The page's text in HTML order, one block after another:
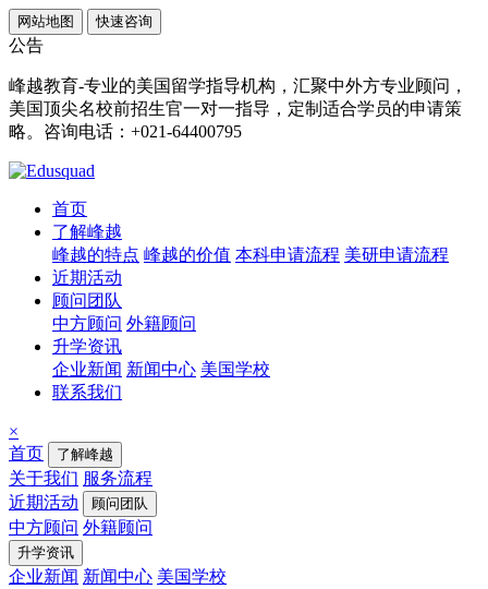
网站地图 快速咨询
公告
峰越教育-专业的美国留学指导机构，汇聚中外方专业顾问，
美国顶尖名校前招生官一对一指导，定制适合学员的申请策
略。咨询电话：+021-64400795
首页
了解峰越
峰越的特点 峰越的价值 本科申请流程 美研申请流程
近期活动
顾问团队
中方顾问 外籍顾问
升学资讯
企业新闻 新闻中心 美国学校
联系我们
×
首页
了解峰越
关于我们 服务流程
近期活动
顾问团队
中方顾问 外籍顾问
升学资讯
企业新闻 新闻中心 美国学校